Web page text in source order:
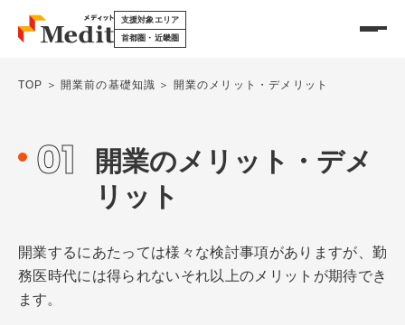
支援対象エリア
首都圏・近畿圏
サービスについて
医療モールについて
承継物件情報
TOP 開業前の基礎知識 開業のメリット・デメリット
01
開業のメリット・デメ
リット
開業するにあたっては様々な検討事項がありますが、勤
務医時代には得られないそれ以上のメリットが期待でき
ます。